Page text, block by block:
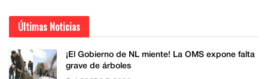
Últimas Noticias
¡El Gobierno de NL miente! La OMS expone falta
grave de árboles